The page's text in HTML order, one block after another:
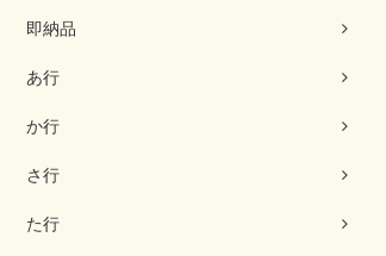
即納品
あ行
か行
さ行
た行